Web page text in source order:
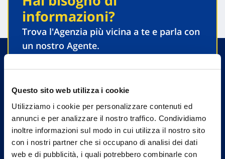
Questo sito web utilizza i cookie
Utilizziamo i cookie per personalizzare contenuti ed
annunci e per analizzare il nostro traffico. Condividiamo
inoltre informazioni sul modo in cui utilizza il nostro sito
con i nostri partner che si occupano di analisi dei dati
web e di pubblicità, i quali potrebbero combinarle con
informazioni?
Trova l'Agenzia più vicina a te e parla con
un nostro Agente.
Contattaci